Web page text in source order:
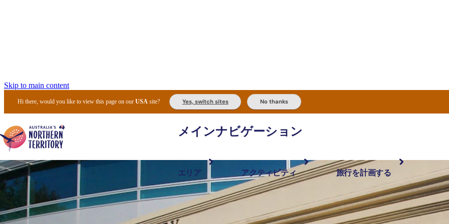
Skip to main content
Hi there, would you like to view this page on ourUSA site? Yes, switch sites No thanks
メインナビゲーション
エリア
最も人気が高い場所 アウトバックとアウトドア 地域ごとに散
アクティビティ
体験 旅行タイプ 現地でしたいこと
旅行を計画する
計画と予約 計画ツール
検索: